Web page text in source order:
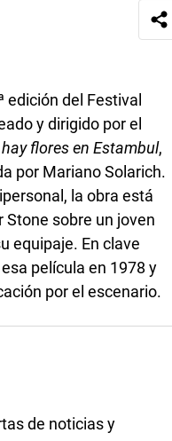
del Festival
y dirigido por el
flores en Estambul,
por Mariano Solarich.
la obra está
Stone sobre un joven
equipaje. En clave
película en 1978 y
por el escenario.
de noticias y